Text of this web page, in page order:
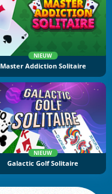
NIEUW
Master Addiction Solitaire
NIEUW
Galactic Golf Solitaire